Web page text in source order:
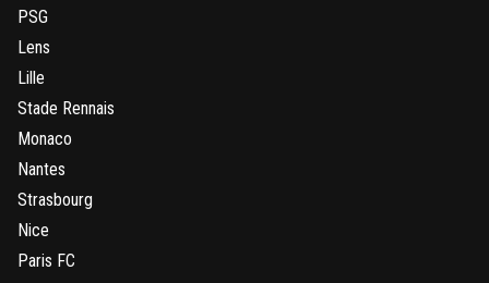
PSG
Lens
Lille
Stade Rennais
Monaco
Nantes
Strasbourg
Nice
Paris FC